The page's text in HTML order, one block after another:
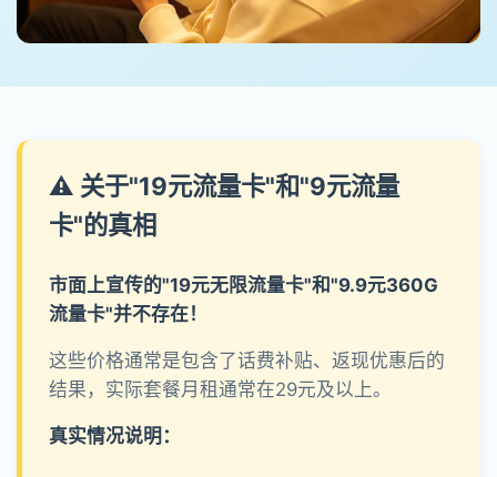
⚠️ 关于"19元流量卡"和"9元流量
卡"的真相
市面上宣传的"19元无限流量卡"和"9.9元360G
流量卡"并不存在！
这些价格通常是包含了话费补贴、返现优惠后的
结果，实际套餐月租通常在29元及以上。
真实情况说明：